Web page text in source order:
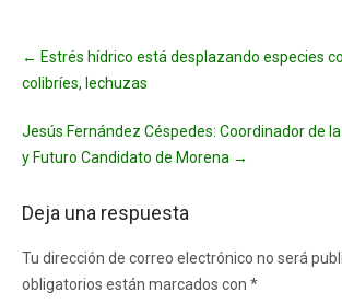
navigation
← Estrés hídrico está desplazando especies
colibríes, lechuzas
Jesús Fernández Céspedes: Coordinador de
y Futuro Candidato de Morena →
Deja una respuesta
Tu dirección de correo electrónico no será
obligatorios están marcados con *